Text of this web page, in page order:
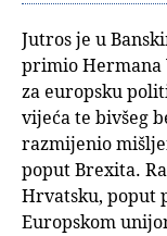
Jutros je u
primio Hermana
za europsku
vijeća te bivšeg
razmijenio
poput Brexita.
Hrvatsku, poput
Europskom